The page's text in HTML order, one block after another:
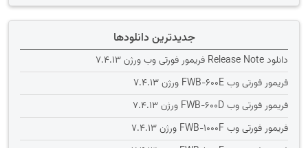
جدیدترین دانلودها
دانلود Release Note فریمور فورتی وب ورژن 7.4.13
فریمور فورتی وب FWB-600E ورژن 7.4.13
فریمور فورتی وب FWB-600D ورژن 7.4.13
فریمور فورتی وب FWB-1000F ورژن 7.4.13